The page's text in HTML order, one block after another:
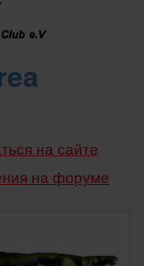
на сайте
на форуме